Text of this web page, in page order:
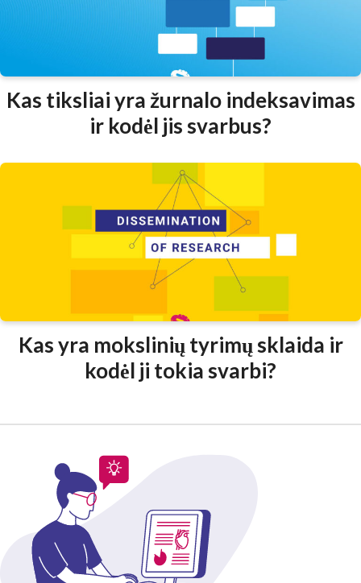
Kas tiksliai yra žurnalo indeksavimas
ir kodėl jis svarbus?
Kas yra mokslinių tyrimų sklaida ir
kodėl ji tokia svarbi?